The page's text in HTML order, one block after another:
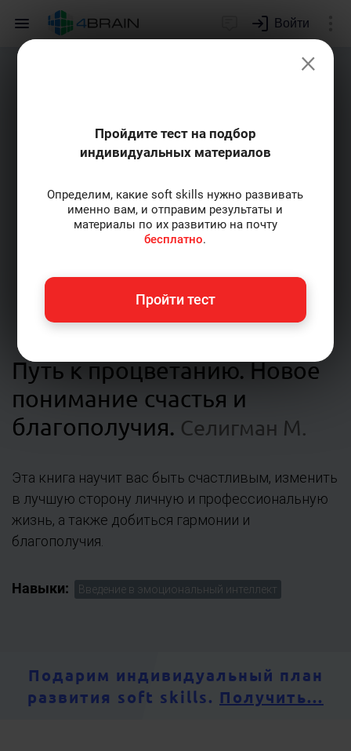
Войти
Путь к процветанию. Новое
понимание счастья и
благополучия. Селигман М.
Эта книга научит вас быть счастливым, изменить
в лучшую сторону личную и профессиональную
жизнь, а также добиться гармонии и
благополучия.
Навыки: Введение в эмоциональный интеллект
Подарим индивидуальный план
развития soft skills. Получить...
×
Пройдите тест на подбор
индивидуальных материалов
Определим, какие soft skills нужно развивать
именно вам, и отправим результаты и
материалы по их развитию на почту
бесплатно.
Пройти тест